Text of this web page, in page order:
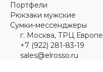
Портфели
Рюкзаки мужские
Сумки-мессенджеры
г. Москва, ТРЦ
+7 (922) 281-83-19
sales@elrosso.ru